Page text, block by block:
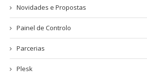
Novidades e Propostas
Painel de Controlo
Parcerias
Plesk